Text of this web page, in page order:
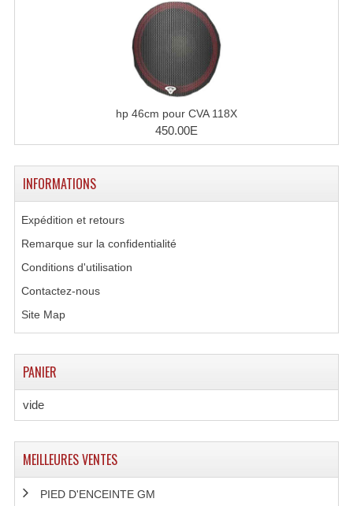
Angles Structure Duo290
Angles Structure QUATRO290
Angles Structure SC150
Angles Structure TRIO290
Angles Structure Triodéco
Angles Trio Steel Acier
Cercle Struct Carrée 290
Embases Pour Structure
Monotubes Et Angles 50mm
Pendrillon Et Ossature
hp 46cm pour CVA 118X
450.00E
INFORMATIONS
Expédition et retours
Remarque sur la confidentialité
Conditions d'utilisation
Contactez-nous
Site Map
PANIER
vide
MEILLEURES VENTES
PIED D'ENCEINTE GM